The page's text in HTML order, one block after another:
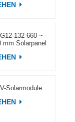
132 660 ~
mm Solarpanel
Solarmodule